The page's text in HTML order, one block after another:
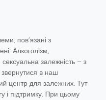
пов’язані з
Алкоголізм,
залежність – з
в наш
центр для залежних. Тут
і підтримку. При цьому